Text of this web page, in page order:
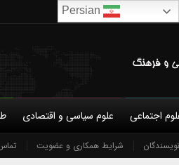
نویسندگان شرایط همکاری و عضویت
اجتماعی علوم سیاسی و اقتصادی